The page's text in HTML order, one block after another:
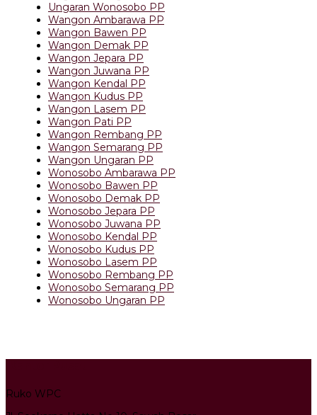
Ungaran Wonosobo PP
Wangon Ambarawa PP
Wangon Bawen PP
Wangon Demak PP
Wangon Jepara PP
Wangon Juwana PP
Wangon Kendal PP
Wangon Kudus PP
Wangon Lasem PP
Wangon Pati PP
Wangon Rembang PP
Wangon Semarang PP
Wangon Ungaran PP
Wonosobo Ambarawa PP
Wonosobo Bawen PP
Wonosobo Demak PP
Wonosobo Jepara PP
Wonosobo Juwana PP
Wonosobo Kendal PP
Wonosobo Kudus PP
Wonosobo Lasem PP
Wonosobo Rembang PP
Wonosobo Semarang PP
Wonosobo Ungaran PP
Ruko WPC